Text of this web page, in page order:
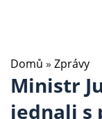
Domů » Zprávy
Ministr
jednali s